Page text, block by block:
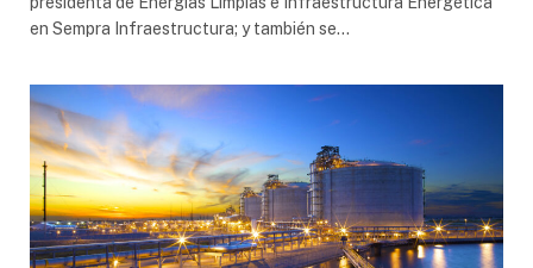
en Sempra Infraestructura; y también se…